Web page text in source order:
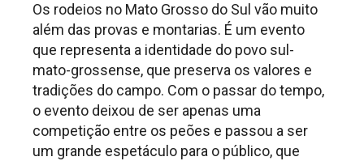
Os rodeios no Mato Grosso do Sul vão muito
além das provas e montarias. É um evento
que representa a identidade do povo sul-
mato-grossense, que preserva os valores e
tradições do campo. Com o passar do tempo,
o evento deixou de ser apenas uma
competição entre os peões e passou a ser
um grande espetáculo para o público, que